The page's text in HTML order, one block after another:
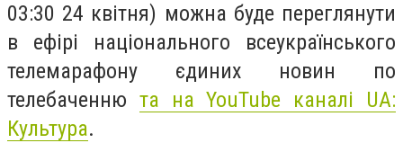
03:30 24 квітня) можна буде переглянути
в ефірі національного всеукраїнського
телемарафону єдиних новин по
телебаченню та на YouTube каналі UA:
Культура.